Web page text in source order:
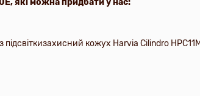
які можна придбати у нас:
кожух Harvia Cilindro